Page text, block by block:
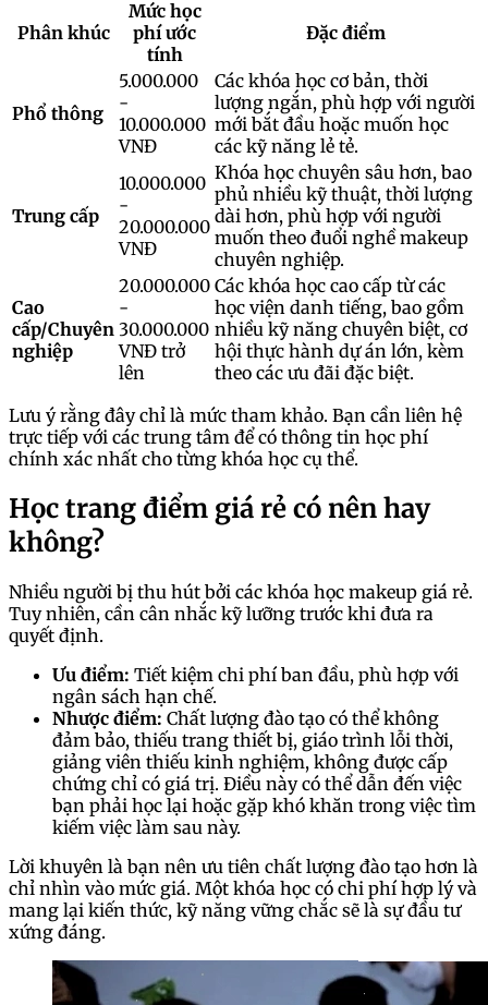
Phân khúc
Mức học
phí ước
tính
Đặc điểm
Phổ thông
5.000.000
-
10.000.000
VNĐ
Các khóa học cơ bản, thời
lượng ngắn, phù hợp với người
mới bắt đầu hoặc muốn học
các kỹ năng lẻ tẻ.
Trung cấp
10.000.000
-
20.000.000
VNĐ
Khóa học chuyên sâu hơn, bao
phủ nhiều kỹ thuật, thời lượng
dài hơn, phù hợp với người
muốn theo đuổi nghề makeup
chuyên nghiệp.
Cao
cấp/Chuyên
nghiệp
20.000.000
-
30.000.000
VNĐ trở
lên
Các khóa học cao cấp từ các
học viện danh tiếng, bao gồm
nhiều kỹ năng chuyên biệt, cơ
hội thực hành dự án lớn, kèm
theo các ưu đãi đặc biệt.
Lưu ý rằng đây chỉ là mức tham khảo. Bạn cần liên hệ
trực tiếp với các trung tâm để có thông tin học phí
chính xác nhất cho từng khóa học cụ thể.
Học trang điểm giá rẻ có nên hay
không?
Nhiều người bị thu hút bởi các khóa học makeup giá rẻ.
Tuy nhiên, cần cân nhắc kỹ lưỡng trước khi đưa ra
quyết định.
Ưu điểm: Tiết kiệm chi phí ban đầu, phù hợp với
ngân sách hạn chế.
Nhược điểm: Chất lượng đào tạo có thể không
đảm bảo, thiếu trang thiết bị, giáo trình lỗi thời,
giảng viên thiếu kinh nghiệm, không được cấp
chứng chỉ có giá trị. Điều này có thể dẫn đến việc
bạn phải học lại hoặc gặp khó khăn trong việc tìm
kiếm việc làm sau này.
Lời khuyên là bạn nên ưu tiên chất lượng đào tạo hơn là
chỉ nhìn vào mức giá. Một khóa học có chi phí hợp lý và
mang lại kiến thức, kỹ năng vững chắc sẽ là sự đầu tư
xứng đáng.